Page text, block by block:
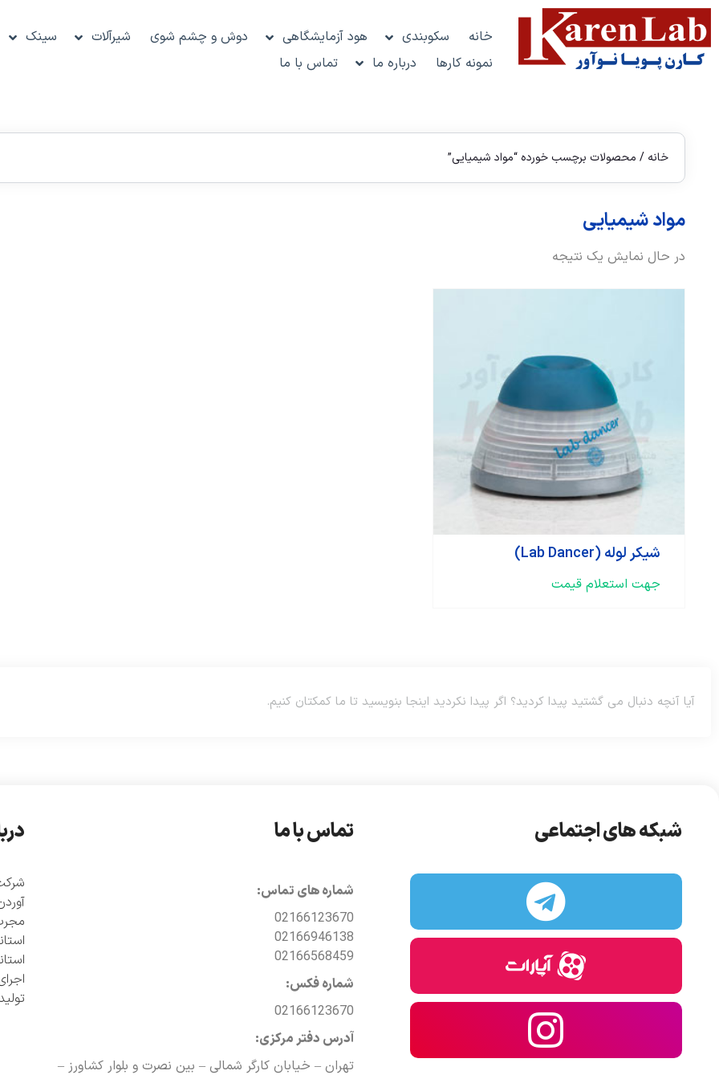
خانه سکوبندی هود آزمایشگاهی دوش و چشم شوی شیرآلات سینک
نمونه کارها
درباره ما تماس با ما
خانه / محصولات برچسب خورده “مواد شیمیایی”
مواد شیمیایی
در حال نمایش یک نتیجه
شیکر لوله (Lab Dancer)
جهت استعلام قیمت
شبکه های اجتماعی تماس با ما
شماره های تماس:
02166123670
02166946138
02166568459
شماره فکس:
02166123670
آدرس دفتر مرکزی:
تهران – خیابان کارگر شمالی – بین نصرت و بلوار کشاورز –